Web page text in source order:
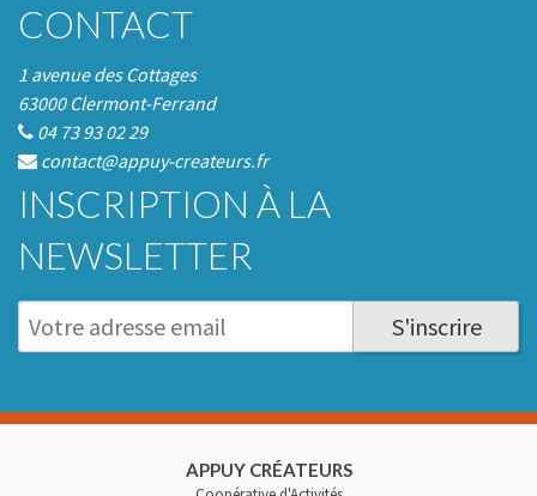
CONTACT
1 avenue des Cottages
63000 Clermont-Ferrand
04 73 93 02 29
contact@appuy-createurs.fr
INSCRIPTION À LA
NEWSLETTER
S'inscrire
APPUY CRÉATEURS